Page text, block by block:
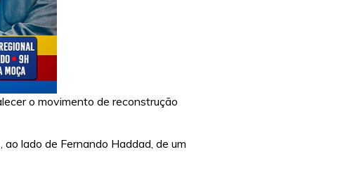
o movimento de reconstrução
lado de Fernando Haddad, de um